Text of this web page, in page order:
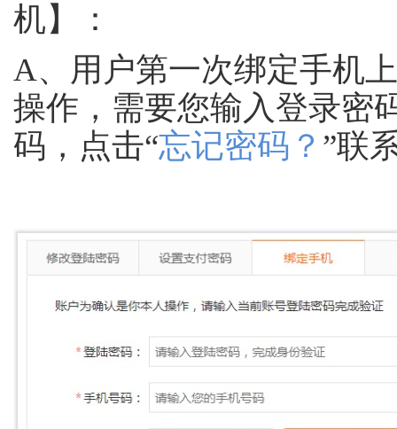
机】：
A、用户第一次绑定手机
操作，需要您输入登录密
码，点击“忘记密码？ ”联